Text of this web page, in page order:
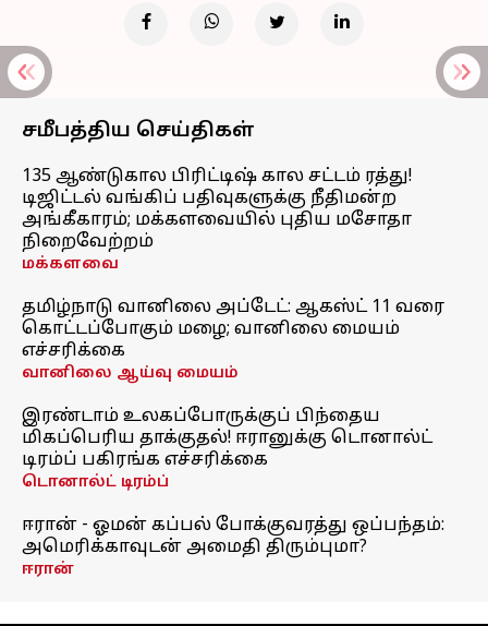
சமீபத்திய செய்திகள்
135 ஆண்டுகால பிரிட்டிஷ் கால சட்டம் ரத்து!
டிஜிட்டல் வங்கிப் பதிவுகளுக்கு நீதிமன்ற
அங்கீகாரம்; மக்களவையில் புதிய மசோதா
நிறைவேற்றம்
மக்களவை
தமிழ்நாடு வானிலை அப்டேட்: ஆகஸ்ட் 11 வரை
கொட்டப்போகும் மழை; வானிலை மையம்
எச்சரிக்கை
வானிலை ஆய்வு மையம்
இரண்டாம் உலகப்போருக்குப் பிந்தைய
மிகப்பெரிய தாக்குதல்! ஈரானுக்கு டொனால்ட்
டிரம்ப் பகிரங்க எச்சரிக்கை
டொனால்ட் டிரம்ப்
ஈரான் - ஓமன் கப்பல் போக்குவரத்து ஒப்பந்தம்:
அமெரிக்காவுடன் அமைதி திரும்புமா?
ஈரான்